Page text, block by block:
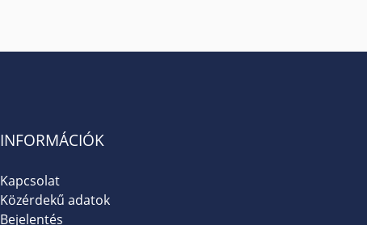
INFORMÁCIÓK
Kapcsolat
Közérdekű adatok
Bejelentés